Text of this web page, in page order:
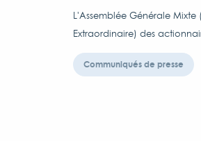
L'Assemblée Générale
Extraordinaire) des
Communiqués de presse